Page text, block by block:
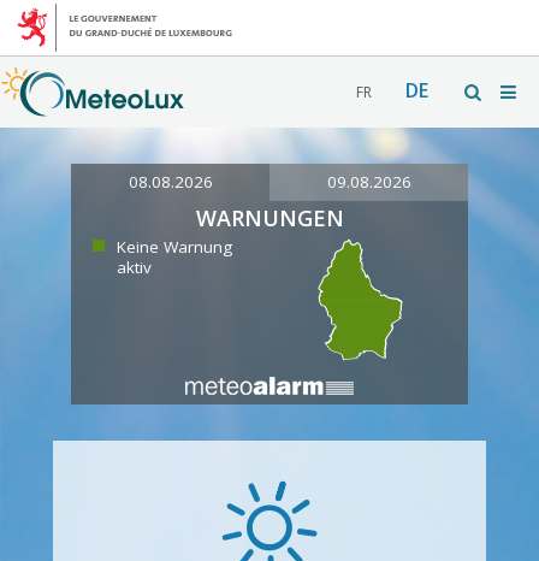
FR DE
08.08.2026 09.08.2026
WARNUNGEN
Keine Warnung
aktiv